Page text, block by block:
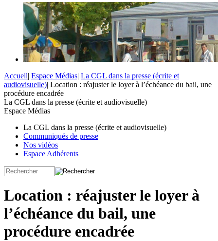
Accueil| Espace Médias| La CGL dans la presse (écrite et
audiovisuelle)| Location : réajuster le loyer à l’échéance du bail, une
procédure encadrée
La CGL dans la presse (écrite et audiovisuelle)
Espace Médias
La CGL dans la presse (écrite et audiovisuelle)
Communiqués de presse
Nos vidéos
Espace Adhérents
Location : réajuster le loyer à
l’échéance du bail, une
procédure encadrée